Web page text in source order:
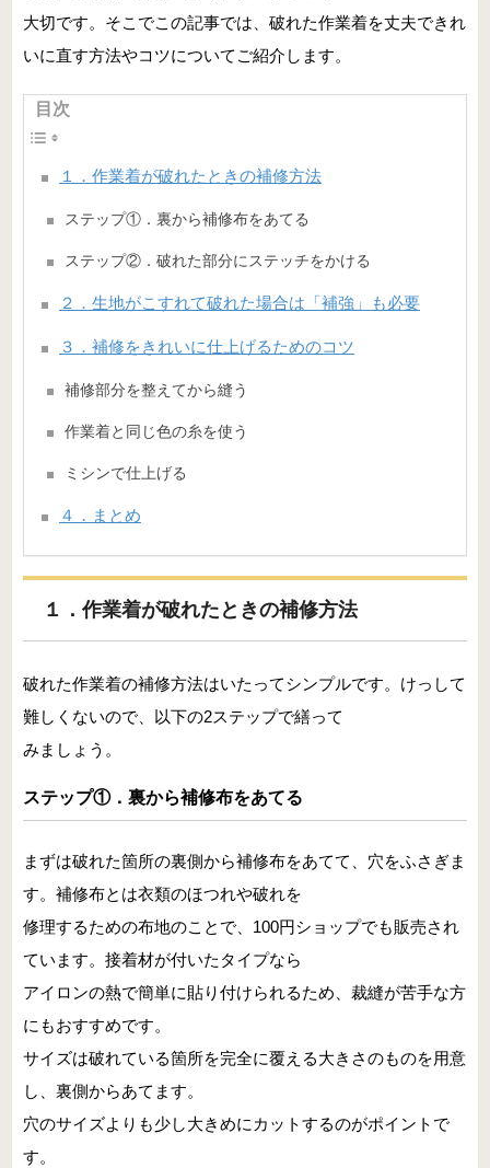
大切です。そこでこの記事では、破れた作業着を丈夫できれ
いに直す方法やコツについてご紹介します。
目次
１．作業着が破れたときの補修方法
ステップ①．裏から補修布をあてる
ステップ②．破れた部分にステッチをかける
２．生地がこすれて破れた場合は「補強」も必要
３．補修をきれいに仕上げるためのコツ
補修部分を整えてから縫う
作業着と同じ色の糸を使う
ミシンで仕上げる
４．まとめ
１．作業着が破れたときの補修方法
破れた作業着の補修方法はいたってシンプルです。けっして
難しくないので、以下の2ステップで繕って
みましょう。
ステップ①．裏から補修布をあてる
まずは破れた箇所の裏側から補修布をあてて、穴をふさぎま
す。補修布とは衣類のほつれや破れを
修理するための布地のことで、100円ショップでも販売され
ています。接着材が付いたタイプなら
アイロンの熱で簡単に貼り付けられるため、裁縫が苦手な方
にもおすすめです。
サイズは破れている箇所を完全に覆える大きさのものを用意
し、裏側からあてます。
穴のサイズよりも少し大きめにカットするのがポイントで
す。